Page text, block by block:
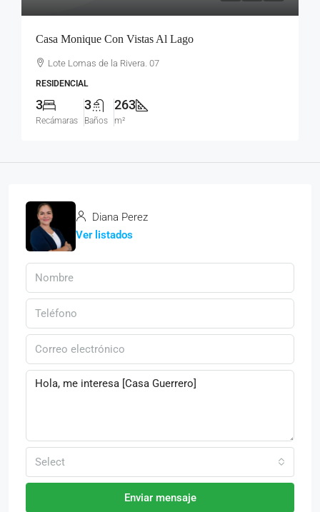
Casa Monique Con Vistas Al Lago
Lote Lomas de la Rivera. 07
RESIDENCIAL
3
Recámaras
3
Baños
263
m²
Diana Perez
Ver listados
Select
Enviar mensaje